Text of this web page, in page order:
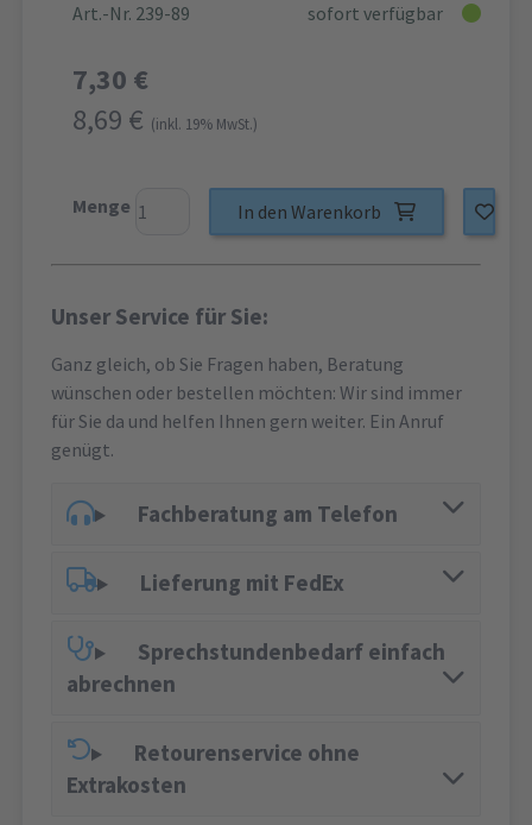
Art.-Nr. 239-89 sofort verfügbar
7,30 €
8,69 € (inkl. 19% MwSt.)
Menge In den Warenkorb
Unser Service für Sie:
Ganz gleich, ob Sie Fragen haben, Beratung
wünschen oder bestellen möchten: Wir sind immer
für Sie da und helfen Ihnen gern weiter. Ein Anruf
genügt.
Fachberatung am Telefon
Lieferung mit FedEx
Sprechstundenbedarf einfach
abrechnen
Retourenservice ohne
Extrakosten